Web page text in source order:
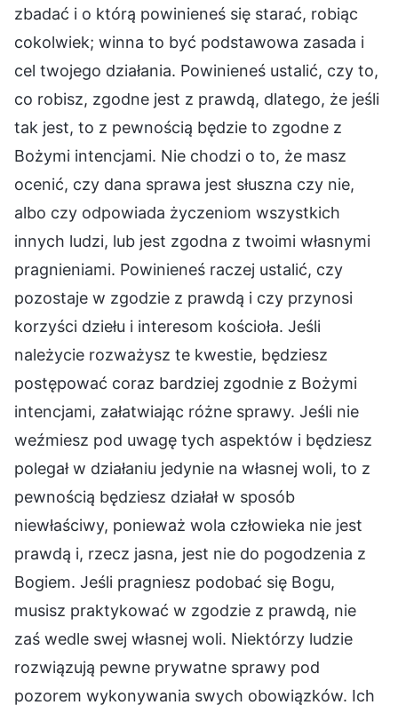
zbadać i o którą powinieneś się starać, robiąc
cokolwiek; winna to być podstawowa zasada i
cel twojego działania. Powinieneś ustalić, czy to,
co robisz, zgodne jest z prawdą, dlatego, że jeśli
tak jest, to z pewnością będzie to zgodne z
Bożymi intencjami. Nie chodzi o to, że masz
ocenić, czy dana sprawa jest słuszna czy nie,
albo czy odpowiada życzeniom wszystkich
innych ludzi, lub jest zgodna z twoimi własnymi
pragnieniami. Powinieneś raczej ustalić, czy
pozostaje w zgodzie z prawdą i czy przynosi
korzyści dziełu i interesom kościoła. Jeśli
należycie rozważysz te kwestie, będziesz
postępować coraz bardziej zgodnie z Bożymi
intencjami, załatwiając różne sprawy. Jeśli nie
weźmiesz pod uwagę tych aspektów i będziesz
polegał w działaniu jedynie na własnej woli, to z
pewnością będziesz działał w sposób
niewłaściwy, ponieważ wola człowieka nie jest
prawdą i, rzecz jasna, jest nie do pogodzenia z
Bogiem. Jeśli pragniesz podobać się Bogu,
musisz praktykować w zgodzie z prawdą, nie
zaś wedle swej własnej woli. Niektórzy ludzie
rozwiązują pewne prywatne sprawy pod
pozorem wykonywania swych obowiązków. Ich